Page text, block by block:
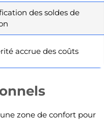
des soldes de
accrue des coûts
zone de confort pour